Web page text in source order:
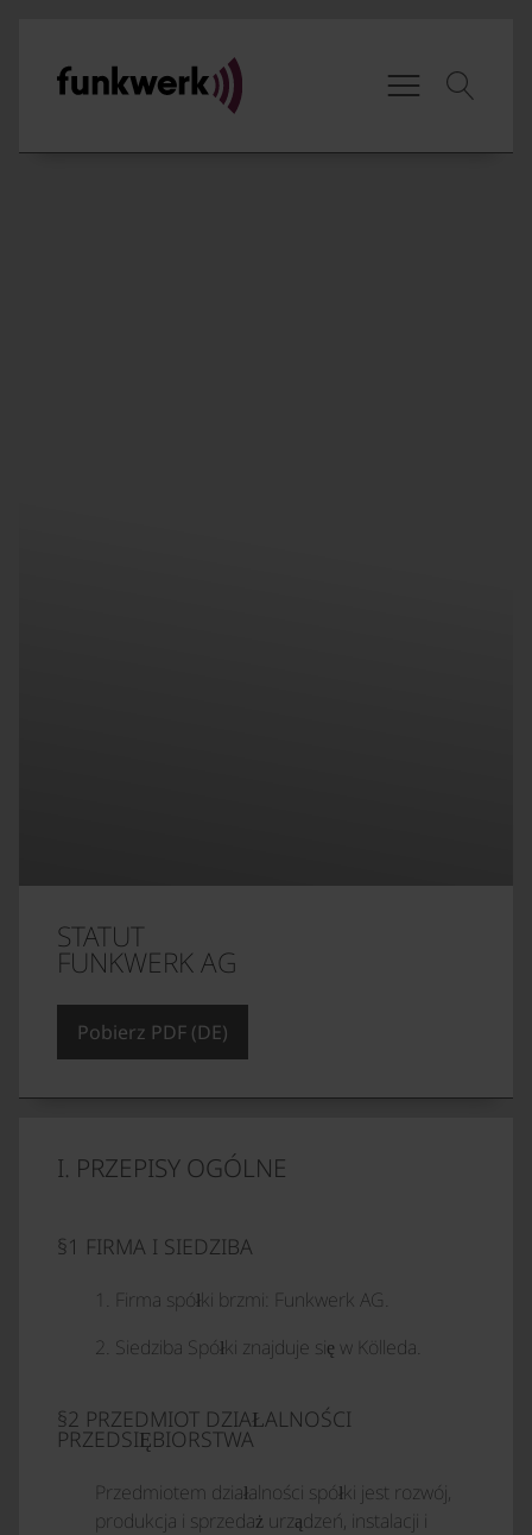
STATUT
FUNKWERK AG
Pobierz PDF (DE)
I. PRZEPISY OGÓLNE
§1 FIRMA I SIEDZIBA
1. Firma spółki brzmi: Funkwerk AG.
2. Siedziba Spółki znajduje się w Kölleda.
§2 PRZEDMIOT DZIAŁALNOŚCI
PRZEDSIĘBIORSTWA
Przedmiotem działalności spółki jest rozwój,
produkcja i sprzedaż urządzeń, instalacji i